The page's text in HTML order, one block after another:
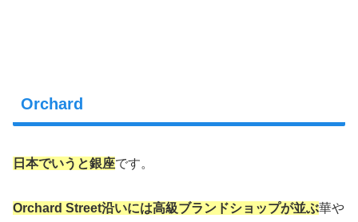
Orchard
日本でいうと銀座です。
Orchard Street沿いには高級ブランドショップが並ぶ華や